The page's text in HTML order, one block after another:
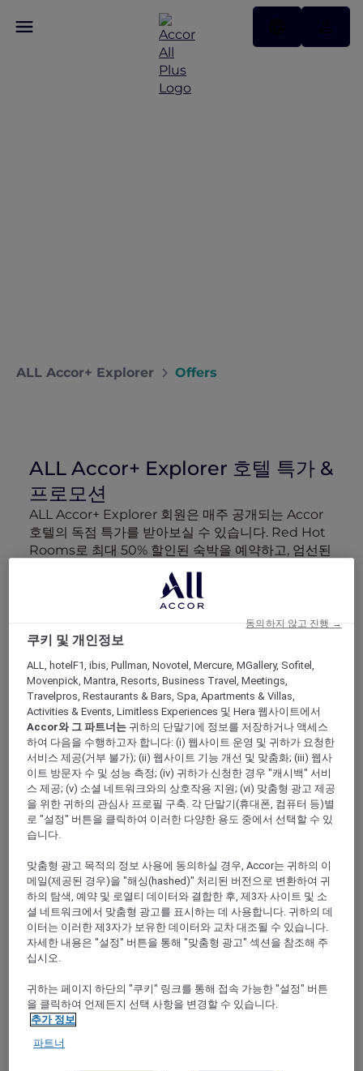
ALL Accor+ Explorer Offers
ALL Accor+ Explorer 호텔 특가 &
프로모션
ALL Accor+ Explorer 회원은 매주 공개되는 Accor
호텔의 독점 특가를 받아보실 수 있습니다. Red Hot
Rooms로 최대 50% 할인된 숙박을 예약하고, 엄선된
럭셔리 호텔 패키지 More Escapes 혜택 정보와 함께
회원 전용 이벤트에 참여하고, 파트너 특별 혜택을 누
려보세요. 여행 예산을 더 효율적으로 활용하고 모든
여정을 더욱 특별하게 만들어 드립니다.
검색 결과 167 제공 혜택
Show All Destinations
FILTERS
SUNSET BBQ DINNER BUFFET AT
CAVAKITA
Mercure Miri City Centre
Explorer members enjoy 30% off
Miri, Sarawak, Malaysia
쿠키 및 개인정보
ALL, hotelF1, ibis, Pullman, Novotel, Mercure, MGallery, Sofitel,
Movenpick, Mantra, Resorts, Business Travel, Meetings,
Travelpros, Restaurants & Bars, Spa, Apartments & Villas,
Activities & Events, Limitless Experiences 및 Hera 웹사이트에서
Accor와 그 파트너는 귀하의 단말기에 정보를 저장하거나 액세스
하여 다음을 수행하고자 합니다: (i) 웹사이트 운영 및 귀하가 요청한
서비스 제공(거부 불가); (ii) 웹사이트 기능 개선 및 맞춤화; (iii) 웹사
이트 방문자 수 및 성능 측정; (iv) 귀하가 신청한 경우 "캐시백" 서비
스 제공; (v) 소셜 네트워크와의 상호작용 지원; (vi) 맞춤형 광고 제공
을 위한 귀하의 관심사 프로필 구축. 각 단말기(휴대폰, 컴퓨터 등)별
로 "설정" 버튼을 클릭하여 이러한 다양한 용도 중에서 선택할 수 있
습니다.
맞춤형 광고 목적의 정보 사용에 동의하실 경우, Accor는 귀하의 이
메일(제공된 경우)을 "해싱(hashed)" 처리된 버전으로 변환하여 귀
하의 탐색, 예약 및 로열티 데이터와 결합한 후, 제3자 사이트 및 소
셜 네트워크에서 맞춤형 광고를 표시하는 데 사용합니다. 귀하의 데
이터는 이러한 제3자가 보유한 데이터와 교차 대조될 수 있습니다.
자세한 내용은 "설정" 버튼을 통해 "맞춤형 광고" 섹션을 참조해 주
십시오.
귀하는 페이지 하단의 "쿠키" 링크를 통해 접속 가능한 "설정" 버튼
을 클릭하여 언제든지 선택 사항을 변경할 수 있습니다.
추가 정보
파트너
동의하지 않고 진행 →